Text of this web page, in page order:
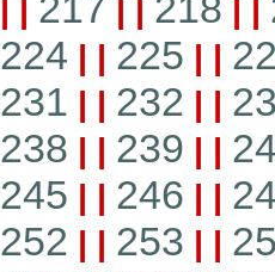
| | | | | |
224 | | 225 | |
231 | | 232 | |
238 | | 239 | |
245 | | 246 | |
252 | | 253 | |